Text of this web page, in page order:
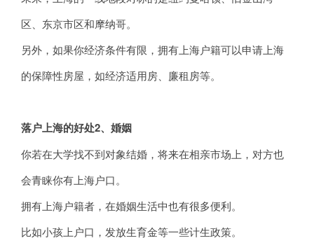
区、东京市区和摩纳哥。
另外，如果你经济条件有限，拥有上海户籍可以申请上海
的保障性房屋，如经济适用房、廉租房等。
落户上海的好处2、婚姻
你若在大学找不到对象结婚，将来在相亲市场上，对方也
会青睐你有上海户口。
拥有上海户籍者，在婚姻生活中也有很多便利。
比如小孩上户口，发放生育金等一些计生政策。